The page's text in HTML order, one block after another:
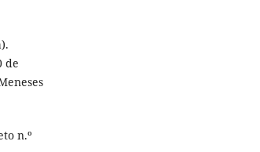
de
n.º